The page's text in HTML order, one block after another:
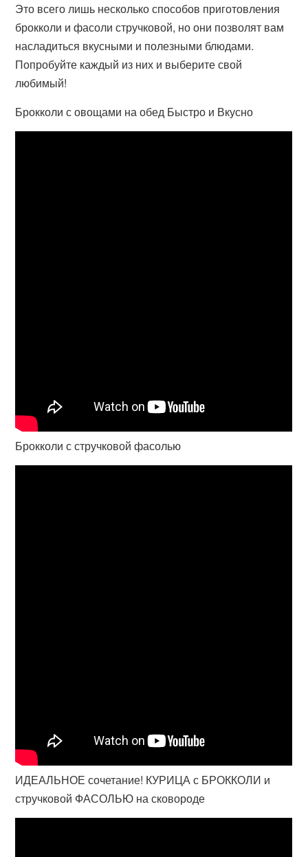
Это всего лишь несколько способов приготовления
брокколи и фасоли стручковой, но они позволят вам
насладиться вкусными и полезными блюдами.
Попробуйте каждый из них и выберите свой
любимый!
Брокколи с овощами на обед Быстро и Вкусно
Брокколи с стручковой фасолью
ИДЕАЛЬНОЕ сочетание! КУРИЦА с БРОККОЛИ и
стручковой ФАСОЛЬЮ на сковороде